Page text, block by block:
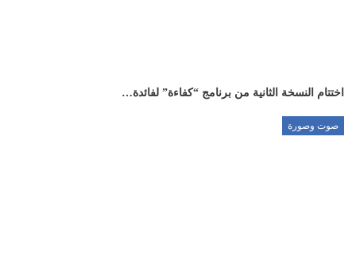
اختتام النسخة الثانية من برنامج “كفاءة” لفائدة…
صوت وصورة